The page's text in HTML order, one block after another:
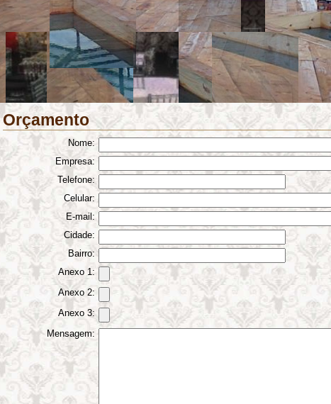
Orçamento
Nome:
Empresa:
Telefone:
Celular:
E-mail:
Cidade:
Bairro:
Anexo 1:
Anexo 2:
Anexo 3:
Mensagem: